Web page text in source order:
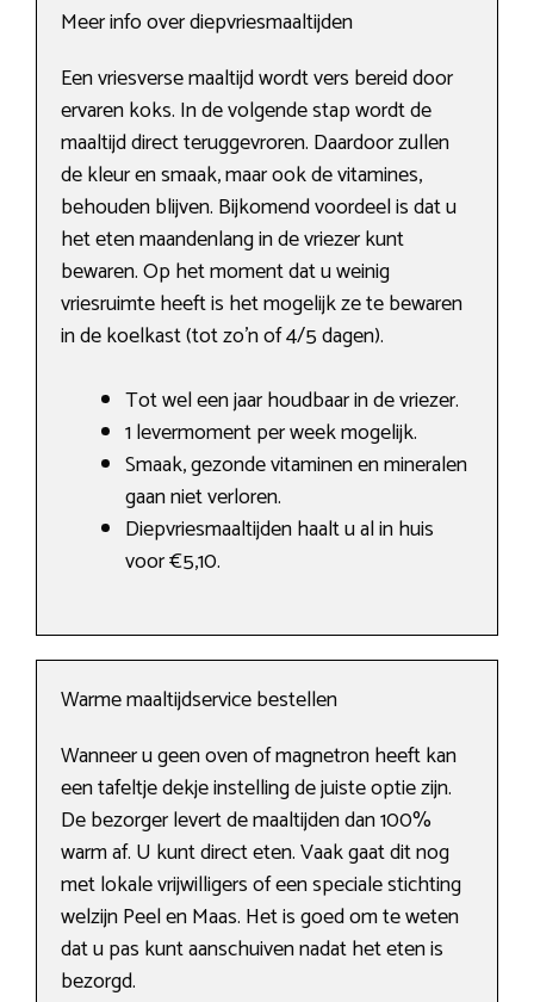
Meer info over diepvriesmaaltijden
Een vriesverse maaltijd wordt vers bereid door
ervaren koks. In de volgende stap wordt de
maaltijd direct teruggevroren. Daardoor zullen
de kleur en smaak, maar ook de vitamines,
behouden blijven. Bijkomend voordeel is dat u
het eten maandenlang in de vriezer kunt
bewaren. Op het moment dat u weinig
vriesruimte heeft is het mogelijk ze te bewaren
in de koelkast (tot zo’n of 4/5 dagen).
Tot wel een jaar houdbaar in de vriezer.
1 levermoment per week mogelijk.
Smaak, gezonde vitaminen en mineralen
gaan niet verloren.
Diepvriesmaaltijden haalt u al in huis
voor €5,10.
Warme maaltijdservice bestellen
Wanneer u geen oven of magnetron heeft kan
een tafeltje dekje instelling de juiste optie zijn.
De bezorger levert de maaltijden dan 100%
warm af. U kunt direct eten. Vaak gaat dit nog
met lokale vrijwilligers of een speciale stichting
welzijn Peel en Maas. Het is goed om te weten
dat u pas kunt aanschuiven nadat het eten is
bezorgd.